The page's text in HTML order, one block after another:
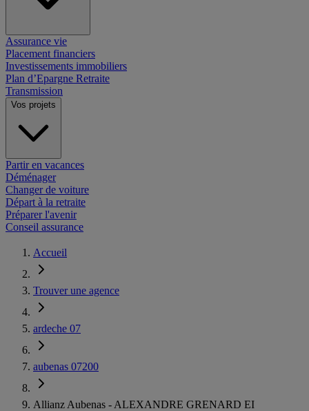
Assurance vie
Placement financiers
Investissements immobiliers
Plan d’Epargne Retraite
Transmission
Vos projets
Partir en vacances
Déménager
Changer de voiture
Départ à la retraite
Préparer l'avenir
Conseil assurance
Accueil
Trouver une agence
ardeche 07
aubenas 07200
Allianz Aubenas - ALEXANDRE GRENARD EI